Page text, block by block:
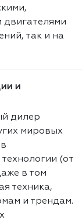
двигателями
так и на
и
дилер
мировых
(от
в том
техника,
и трендам.